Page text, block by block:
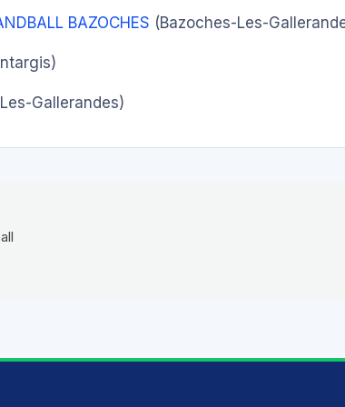
BAZOCHES (Bazoches-Les-
Gallerandes)